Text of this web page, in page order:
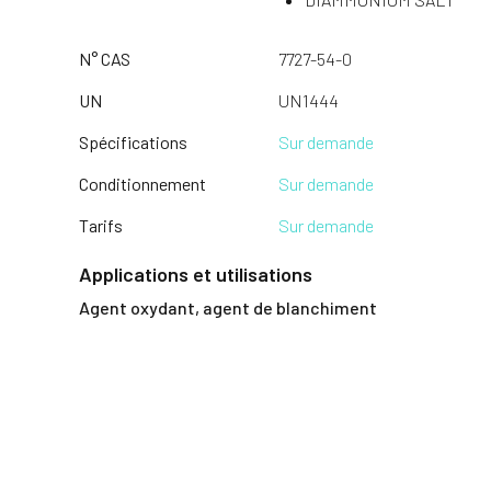
N° CAS
7727-54-0
UN
UN1444
Spécifications
Sur demande
Conditionnement
Sur demande
Tarifs
Sur demande
Applications et utilisations
Agent oxydant, agent de blanchiment